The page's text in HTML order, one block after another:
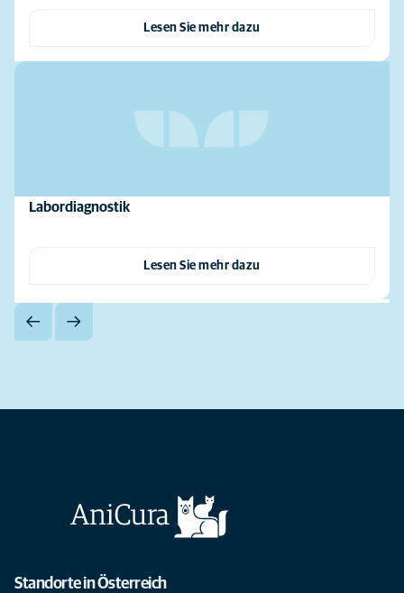
Lesen Sie mehr dazu
Labordiagnostik
Lesen Sie mehr dazu
Standorte in Österreich